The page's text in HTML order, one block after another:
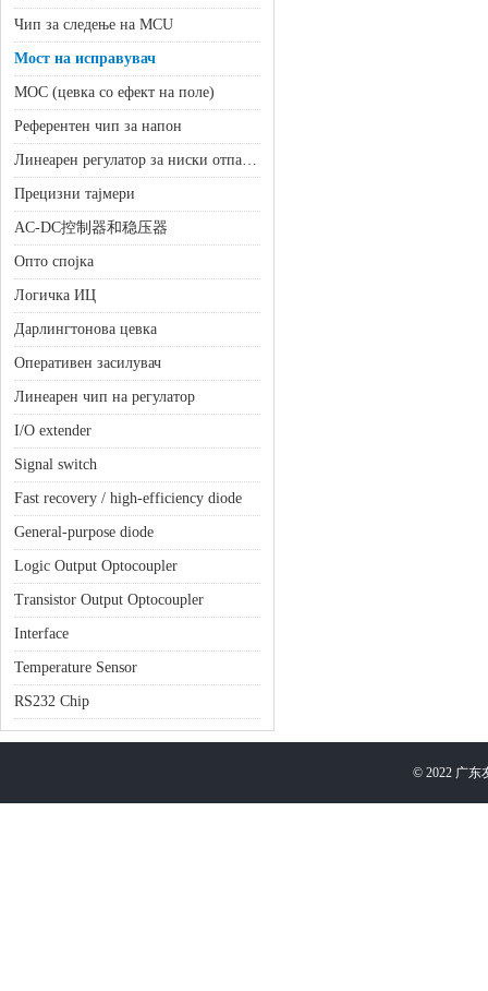
Чип за следење на MCU
Мост на исправувач
МОС (цевка со ефект на поле)
Референтен чип за напон
Линеарен регулатор за ниски отпадоци (ЛДО)
Прецизни тајмери
AC-DC控制器和稳压器
Опто спојка
Логичка ИЦ
Дарлингтонова цевка
Оперативен засилувач
Линеарен чип на регулатор
I/O extender
Signal switch
Fast recovery / high-efficiency diode
General-purpose diode
Logic Output Optocoupler
Transistor Output Optocoupler
Interface
Temperature Sensor
RS232 Chip
© 2022 广东